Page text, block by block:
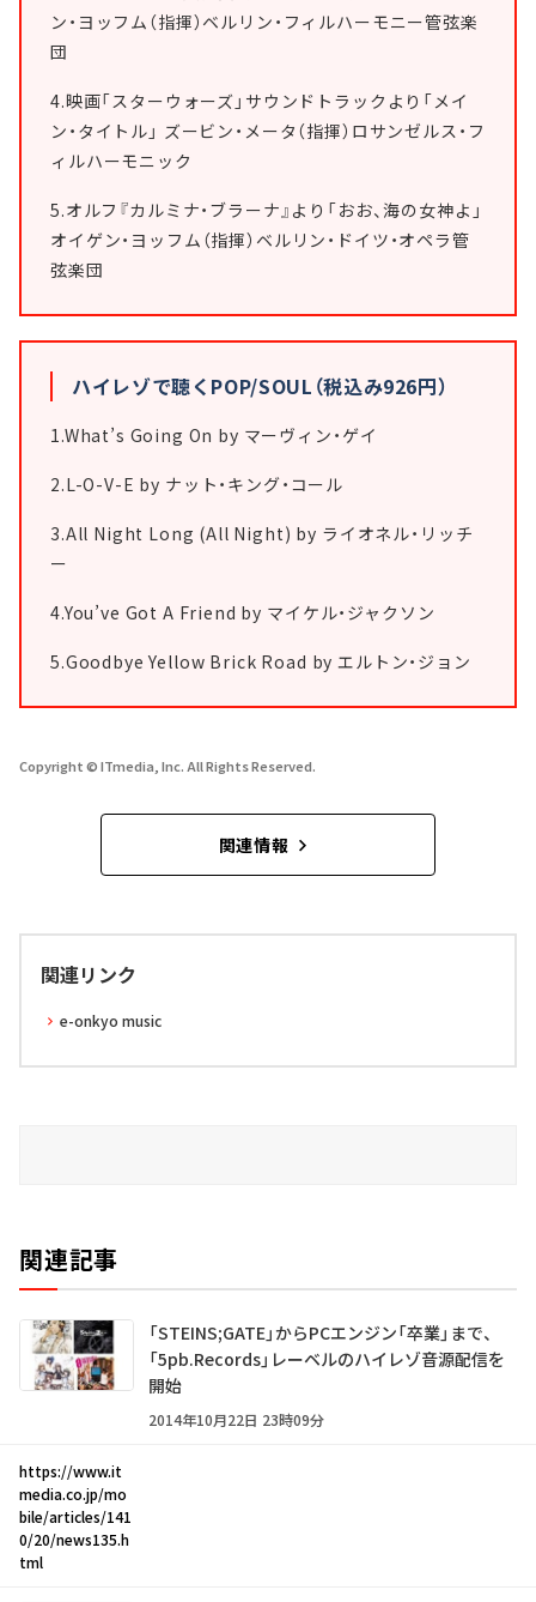
ン・ヨッフム（指揮）ベルリン・フィルハーモニー管弦楽
団
4.映画「スターウォーズ」サウンドトラックより「メイ
ン・タイトル」 ズービン・メータ（指揮）ロサンゼルス・フ
ィルハーモニック
5.オルフ『カルミナ・ブラーナ』より「おお、海の女神よ」
オイゲン・ヨッフム（指揮）ベルリン・ドイツ・オペラ管
弦楽団
ハイレゾで聴くPOP/SOUL（税込み926円）
1.What’s Going On by マーヴィン・ゲイ
2.L-O-V-E by ナット・キング・コール
3.All Night Long (All Night) by ライオネル・リッチ
ー
4.You’ve Got A Friend by マイケル・ジャクソン
5.Goodbye Yellow Brick Road by エルトン・ジョン
Copyright © ITmedia, Inc. All Rights Reserved.
関連情報
関連リンク
e-onkyo music
関連記事
「STEINS;GATE」からPCエンジン「卒業」まで、
「5pb.Records」レーベルのハイレゾ音源配信を
開始
2014年10月22日 23時09分
https://www.it
media.co.jp/mo
bile/articles/141
0/20/news135.h
tml